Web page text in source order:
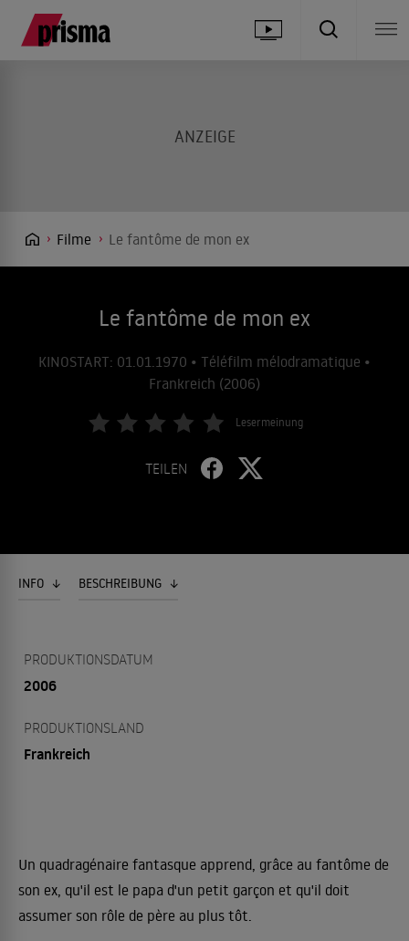
Filme Le fantôme de mon ex
Le fantôme de mon ex
KINOSTART: 01.01.1970 • Téléfilm mélodramatique •
Frankreich (2006)
Lesermeinung
TEILEN
INFO BESCHREIBUNG
PRODUKTIONSDATUM
2006
PRODUKTIONSLAND
Frankreich
Un quadragénaire fantasque apprend, grâce au fantôme de
son ex, qu'il est le papa d'un petit garçon et qu'il doit
assumer son rôle de père au plus tôt.